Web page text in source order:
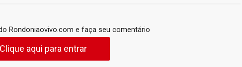
Rondoniaovivo.com e faça seu comentário
Clique aqui para entrar